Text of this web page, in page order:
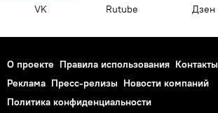
VK Rutube Дзен
О проекте Правила использования Контакты
Реклама Пресс-релизы Новости компаний
Политика конфиденциальности